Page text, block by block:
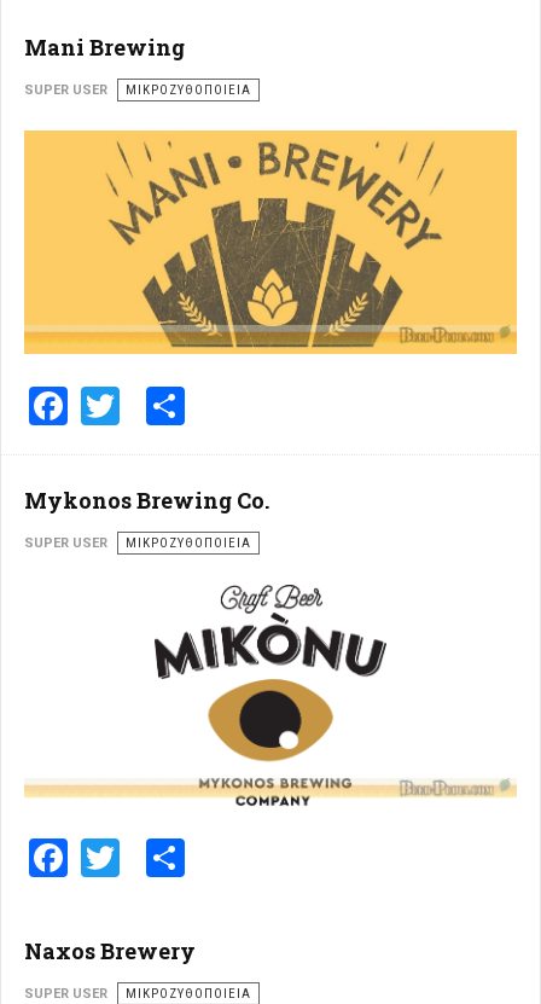
Mani Brewing
SUPER USER ΜΙΚΡΟΖΥΘΟΠΟΙΕΊΑ
Facebook
Twitter
Mykonos Brewing Co.
SUPER USER ΜΙΚΡΟΖΥΘΟΠΟΙΕΊΑ
Facebook
Twitter
Naxos Brewery
SUPER USER ΜΙΚΡΟΖΥΘΟΠΟΙΕΊΑ